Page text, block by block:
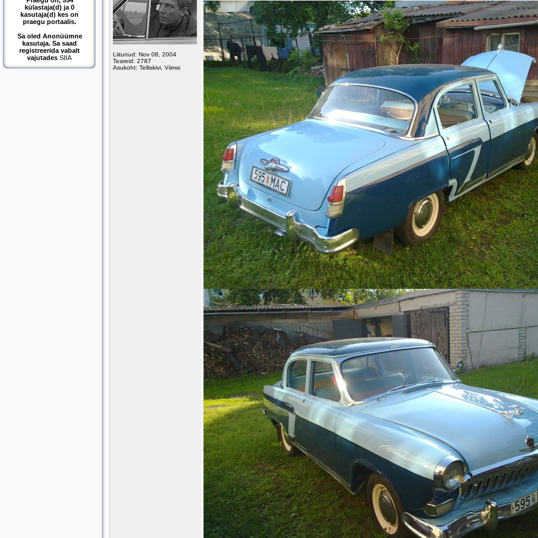
külastaja(d) ja 0
kasutaja(d) kes on
praegu portaalis.
Sa oled Anonüümne
kasutaja. Sa saad
registreerida vabalt
vajutades SIIA
Liitunud: Nov 08, 2004
Teateid: 2787
Asukoht: Telliskivi, Viimsi